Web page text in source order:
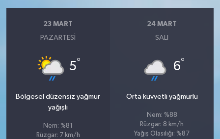
23 MART
PAZARTESI
5°
Bölgesel düzensiz yağmur
yağışlı
Nem: %81
Rüzgar: 7 km/h
24 MART
SALI
6°
Orta kuvvetli yağmurlu
Nem: %88
Rüzgar: 8 km/h
Yağış Olasılığı: %87